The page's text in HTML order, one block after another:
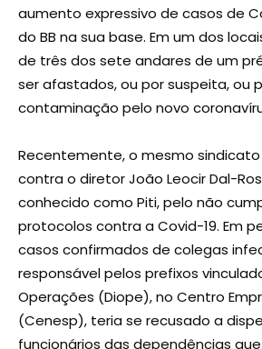
aumento expressivo de casos de
do BB na sua base. Em um dos
de três dos sete andares de um
ser afastados, ou por suspeita, ou
contaminação pelo novo
Recentemente, o mesmo
contra o diretor João Leocir Dal-
conhecido como Piti, pelo não
protocolos contra a Covid-19. Em
casos confirmados de colegas
responsável pelos prefixos
Operações (Diope), no Centro
(Cenesp), teria se recusado a
funcionários das dependências